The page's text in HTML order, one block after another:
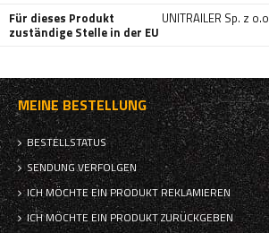
Für dieses Produkt
zuständige Stelle in der EU
UNITRAILER Sp. z o.o
MEINE BESTELLUNG
BESTELLSTATUS
SENDUNG VERFOLGEN
ICH MÖCHTE EIN PRODUKT REKLAMIEREN
ICH MÖCHTE EIN PRODUKT ZURÜCKGEBEN